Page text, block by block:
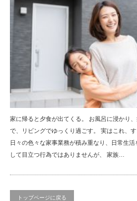
家に帰ると夕食が出てくる。 お風呂に浸かり
で、リビングでゆっくり過ごす。 実はこれ、す
日々の色々な家事業務が積み重なり、日常生
して目立つ行為ではありませんが、 家族…
トップページに戻る